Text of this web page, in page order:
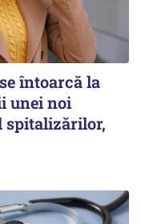
întoarcă la
unei noi
spitalizărilor,